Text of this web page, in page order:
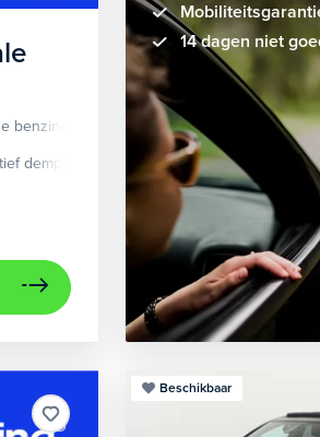
cruise control adaptief dodehoek
benzine
Automaat
demping systeem Apple Carplay/
14 dagen niet
Beschikbaar